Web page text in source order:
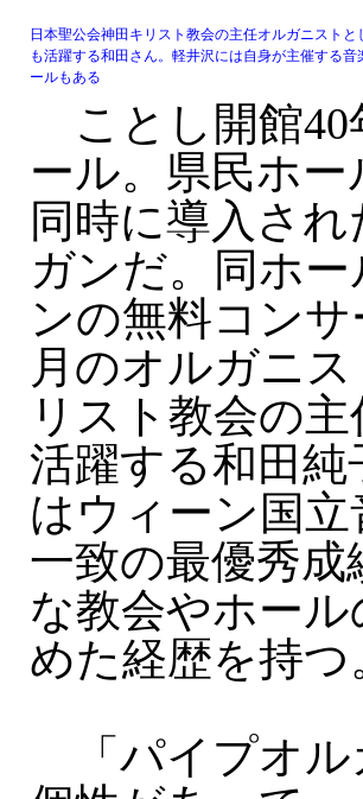
日本聖公会神田キリスト教会の主任オルガニストと
も活躍する和田さん。軽井沢には自身が主催する音
ールもある
ことし開館40
ール。県民ホ
同時に導入さ
ガンだ。同ホ
ンの無料コン
月のオルガニ
リスト教会の
活躍する和田純
はウィーン国
一致の最優秀
な教会やホー
めた経歴を持つ
「パイプオル